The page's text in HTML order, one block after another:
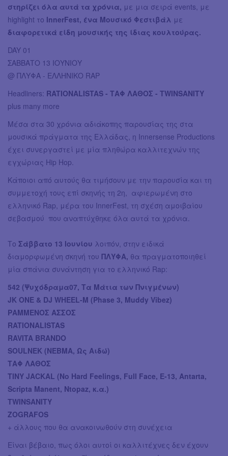
στηρίζει όλα αυτά τα χρόνια, με μια σειρά events, με
highlight το InnerFest, ένα Μουσικό Φεστιβάλ με
διαφορετικά είδη μουσικής της ίδιας κουλτούρας.
DAY 01
ΣΑΒΒΑΤΟ 13 ΙΟΥΝΙΟΥ
@ ΠΛΥΦΑ - ΕΛΛΗΝΙΚΟ RAP
Headliners: RATIONALISTAS - ΤΑΦ ΛΑΘΟΣ - TWINSANITY
plus many more
Μέσα στα 30 χρόνια αδιάκοπης παρουσίας της στα
μουσικά πράγματα της Ελλάδας, η Innersense Productions
έχει συνεργαστεί με μία πληθώρα καλλιτεχνών της
εγχώριας Ηip Hop.
Κάποιοι από αυτούς θα τιμήσουν με την παρουσία και τη
συμμετοχή τους επί σκηνής τη 2η, αφιερωμένη στο
ελληνικό Rap, μέρα του InnerFest, τη σχέση αμοιβαίου
σεβασμού που αναπτύχθηκε όλα αυτά τα χρόνια.
Το Σάββατο 13 Ιουνίου λοιπόν, στην ειδικά
διαμορφωμένη σκηνή του ΠΛΥΦΑ, θα πραγματοποιηθεί
μία σπάνια συνάντηση για το ελληνικό Rap:
542 (Ψυχόδραμα07, Τα Μάτια των Πνιγμένων)
JK ONE & DJ WHEEL-M (Phase 3, Muddy Vibez)
ΡΑΜΜΕΝΟΣ ΑΣΣΟΣ
RATIONALISTAS
RAVITA BRANDO
SOULNEK (NEBMA, Ως Αιδώ)
ΤΑΦ ΛΑΘΟΣ
TINY JACKAL (No Hard Feelings, Full Face, E-13, Antarta,
Scripta Manent, Ntopaz, κ.α.)
TWINSANITY
ZOGRAFOS
+ άλλους που θα ανακοινωθούν στη συνέχεια
Είναι βέβαιο, πως όλοι αυτοί οι καλλιτέχνες δεν έχουν